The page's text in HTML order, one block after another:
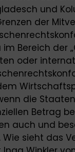
und
der
Bereich der
oder
die
Betrag
auch und
Wie sieht das